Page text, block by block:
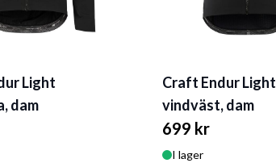
Light
dam
Craft Endur Light
vindväst, dam
699 kr
I lager